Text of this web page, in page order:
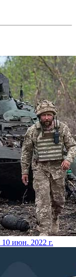
10 июн. 2022 г.